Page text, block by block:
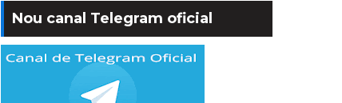
Nou canal Telegram oficial